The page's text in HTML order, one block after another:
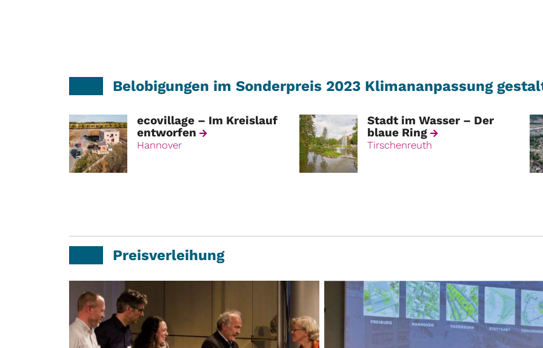
Belobigungen im Sonderpreis 2023 Klimananpassung
ecovillage – Im Kreislauf
entworfen
Hannover
Stadt im Wasser – Der
blaue Ring
Tirschenreuth
Preisverleihung